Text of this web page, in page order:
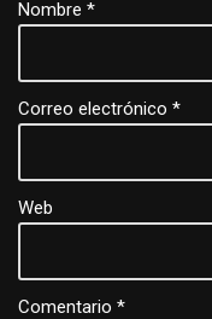
Nombre *
Correo electrónico *
Web
Comentario *